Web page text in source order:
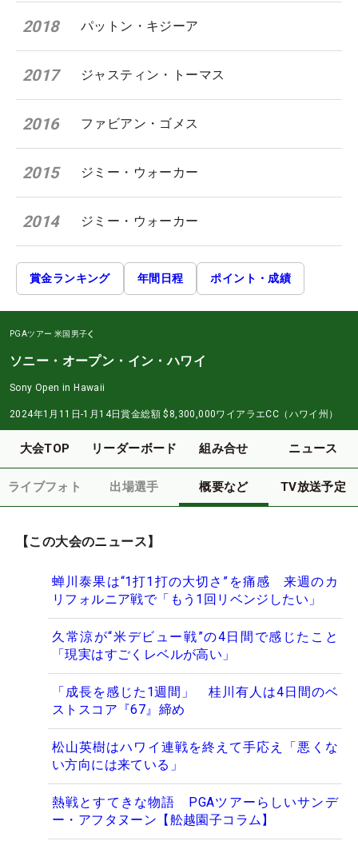
2018 パットン・キジーア
2017 ジャスティン・トーマス
2016 ファビアン・ゴメス
2015 ジミー・ウォーカー
2014 ジミー・ウォーカー
賞金ランキング 年間日程 ポイント・成績
PGAツアー 米国男子
ソニー・オープン・イン・ハワイ
Sony Open in Hawaii
2024年1月11日-1月14日賞金総額 $8,300,000ワイアラエCC（ハワイ州）
大会TOP リーダーボード 組み合せ ニュース
ライブフォト 出場選手 概要など TV放送予定
【この大会のニュース】
蝉川泰果は“1打1打の大切さ”を痛感 来週のカ
リフォルニア戦で「もう1回リベンジしたい」
久常涼が“米デビュー戦”の4日間で感じたこと
「現実はすごくレベルが高い」
「成長を感じた1週間」 桂川有人は4日間のベ
ストスコア『67』締め
松山英樹はハワイ連戦を終えて手応え「悪くな
い方向には来ている」
熱戦とすてきな物語 PGAツアーらしいサンデ
ー・アフタヌーン【舩越園子コラム】